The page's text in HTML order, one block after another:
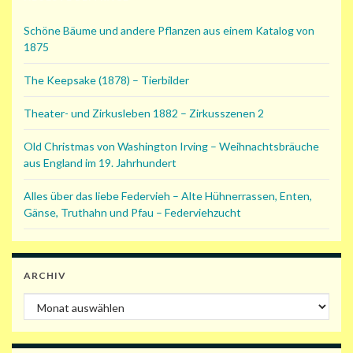
Schöne Bäume und andere Pflanzen aus einem Katalog von
1875
The Keepsake (1878) – Tierbilder
Theater- und Zirkusleben 1882 – Zirkusszenen 2
Old Christmas von Washington Irving – Weihnachtsbräuche
aus England im 19. Jahrhundert
Alles über das liebe Federvieh – Alte Hühnerrassen, Enten,
Gänse, Truthahn und Pfau – Federviehzucht
ARCHIV
Archiv